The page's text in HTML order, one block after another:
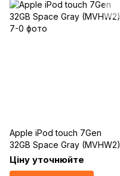
Apple iPod touch 7Gen
32GB Space Gray (MVHW2)
Ціну уточнюйте